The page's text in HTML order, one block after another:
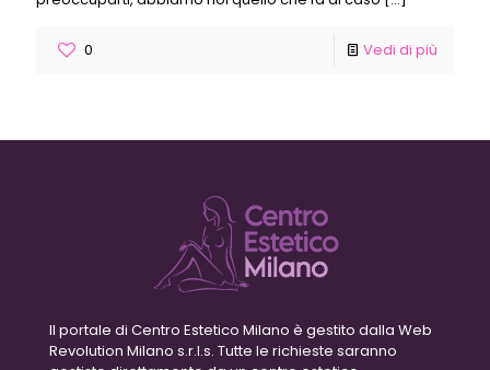
0 Vedi di più
Il portale di Centro Estetico Milano è gestito dalla Web
Revolution Milano s.r.l.s. Tutte le richieste saranno